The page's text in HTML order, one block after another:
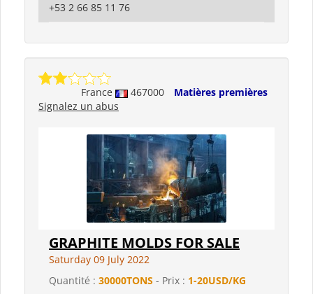
+53 2 66 85 11 76
France 467000
Matières premières
Signalez un abus
GRAPHITE MOLDS FOR SALE
Saturday 09 July 2022
Quantité : 30000TONS - Prix : 1-20USD/KG